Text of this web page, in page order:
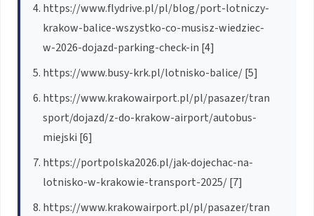
https://www.flydrive.pl/pl/blog/port-lotniczy-
krakow-balice-wszystko-co-musisz-wiedziec-
w-2026-dojazd-parking-check-in [4]
https://www.busy-krk.pl/lotnisko-balice/ [5]
https://www.krakowairport.pl/pl/pasazer/tran
sport/dojazd/z-do-krakow-airport/autobus-
miejski [6]
https://portpolska2026.pl/jak-dojechac-na-
lotnisko-w-krakowie-transport-2025/ [7]
https://www.krakowairport.pl/pl/pasazer/tran